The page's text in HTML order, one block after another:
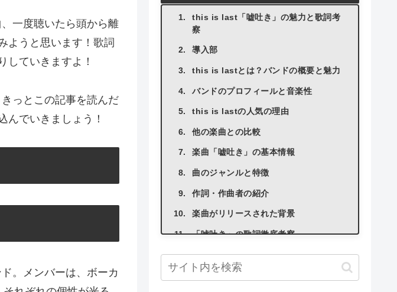
一度聴いたら頭から離
ようと思います！歌詞
していきますよ！
っとこの記事を読んだ
んでいきましょう！
。メンバーは、ボーカ
this is last「嘘吐き」の魅力と歌詞考
察
導入部
this is lastとは？バンドの概要と魅力
バンドのプロフィールと音楽性
this is lastの人気の理由
他の楽曲との比較
楽曲「嘘吐き」の基本情報
曲のジャンルと特徴
作詞・作曲者の紹介
楽曲がリリースされた背景
「嘘吐き」の歌詞徹底考察
歌詞全体のテーマと構成
各フレーズの意味と解釈